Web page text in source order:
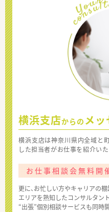
横浜支店からの メ
横浜支店は神奈川県内全域と
した担当者がお仕事を紹介いた
お仕事相談会無料開
更に、お忙しい方やキャリアの
エリアを熟知したコンサルタント
“出張”個別相談サービスも同時